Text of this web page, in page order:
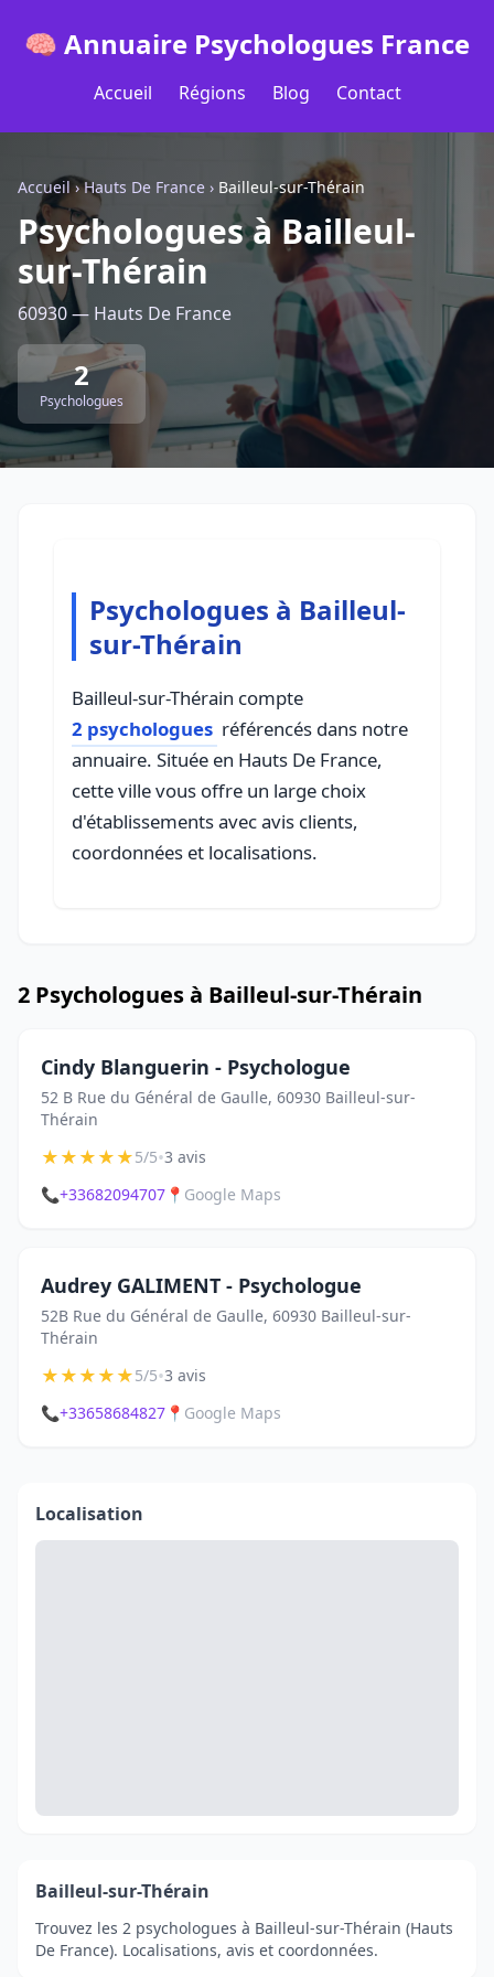
🧠 Annuaire Psychologues France
Accueil Régions Blog Contact
Accueil ›Hauts De France › Bailleul-sur-Thérain
Psychologues à Bailleul-
sur-Thérain
60930 — Hauts De France
2
Psychologues
Psychologues à Bailleul-
sur-Thérain
Bailleul-sur-Thérain compte
2 psychologues référencés dans notre
annuaire. Située en Hauts De France,
cette ville vous offre un large choix
d'établissements avec avis clients,
coordonnées et localisations.
2 Psychologues à Bailleul-sur-Thérain
Cindy Blanguerin - Psychologue
52 B Rue du Général de Gaulle, 60930 Bailleul-sur-
Thérain
★★★★★5/5•3 avis
📞+33682094707 📍 Google Maps
Audrey GALIMENT - Psychologue
52B Rue du Général de Gaulle, 60930 Bailleul-sur-
Thérain
★★★★★5/5•3 avis
📞+33658684827 📍 Google Maps
Localisation
Bailleul-sur-Thérain
Trouvez les 2 psychologues à Bailleul-sur-Thérain (Hauts
De France). Localisations, avis et coordonnées.